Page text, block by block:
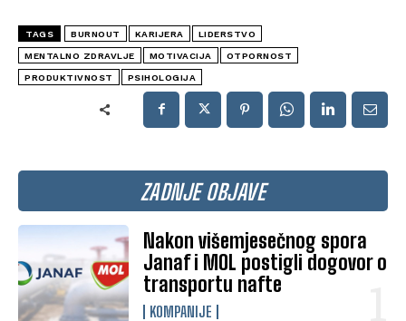
ZADNJE OBJAVE
Nakon višemjesečnog spora
Janaf i MOL postigli dogovor o
transportu nafte
KOMPANIJE
TAGS BURNOUT KARIJERA LIDERSTVO
MENTALNO ZDRAVLJE MOTIVACIJA OTPORNOST
PRODUKTIVNOST PSIHOLOGIJA